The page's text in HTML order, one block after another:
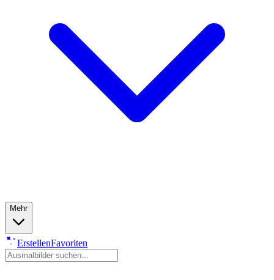
Mehr
ErstellenFavoriten